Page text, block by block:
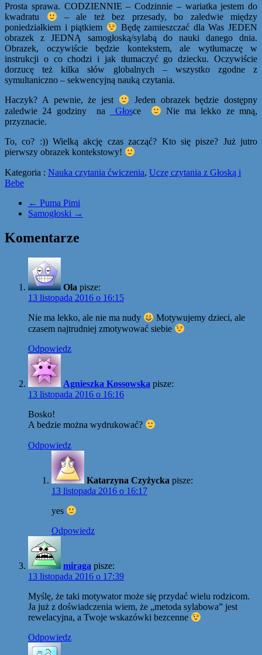
Prosta sprawa. CODZIENNIE – Codzinnie – wariatka jestem do
kwadratu
– ale też bez przesady, bo zaledwie między
poniedziałkiem i piątkiem
Będę zamieszczać dla Was JEDEN
obrazek z JEDNĄ samogłoską/sylabą do nauki danego dnia.
Obrazek, oczywiście będzie kontekstem, ale wytłumaczę w
instrukcji o co chodzi i jak tłumaczyć go dziecku. Oczywiście
dorzucę też kilka słów globalnych – wszystko zgodne z
symultaniczno – sekwencyjną nauką czytania.
Haczyk? A pewnie, że jest
Jeden obrazek będzie dostępny
zaledwie 24 godziny na
Głosce
Nie ma lekko ze mną,
przyznacie.
To, co? :)) Wielką akcję czas zacząć? Kto się pisze? Już jutro
pierwszy obrazek kontekstowy!
Kategoria : Nauka czytania ćwiczenia, Uczę czytania z Głoską i
Bebe
← Puma Pimi
Samogłoski →
Komentarze
Ola pisze:
13 listopada 2016 o 16:15
Nie ma lekko, ale nie ma nudy
Motywujemy dzieci, ale
czasem najtrudniej zmotywować siebie
Odpowiedz
Agnieszka Kossowska pisze:
13 listopada 2016 o 16:16
Bosko!
A bedzie można wydrukować?
Odpowiedz
Katarzyna Czyżycka pisze:
13 listopada 2016 o 16:17
yes
Odpowiedz
miraga pisze:
13 listopada 2016 o 17:39
Myślę, że taki motywator może się przydać wielu rodzicom.
Ja już z doświadczenia wiem, że „metoda sylabowa” jest
rewelacyjna, a Twoje wskazówki bezcenne
Odpowiedz